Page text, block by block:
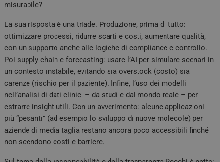
misurabile?
La sua risposta è una triade. Produzione, prima di tutto:
ottimizzare processi, ridurre scarti e costi, aumentare qualità,
con un supporto anche alle logiche di compliance e controllo.
Poi supply chain e forecasting: usare l’AI per simulare scenari in
un contesto instabile, evitando sia overstock (costo) sia
carenze (rischio per il paziente). Infine, l’uso dei modelli
nell’analisi di dati clinici – da studi e dal mondo reale – per
estrarre insight utili. Con un avverimento: alcune applicazioni
più “pesanti” (ad esempio lo sviluppo di nuove molecole) per
aziende di media taglia restano ancora poco accessibili finché
non scendono costi e barriere.